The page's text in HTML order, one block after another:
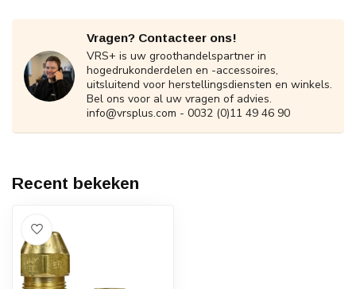
Vragen? Contacteer ons!
VRS+ is uw groothandelspartner in
hogedrukonderdelen en -accessoires,
uitsluitend voor herstellingsdiensten en winkels.
Bel ons voor al uw vragen of advies.
info@vrsplus.com - 0032 (0)11 49 46 90
Recent bekeken